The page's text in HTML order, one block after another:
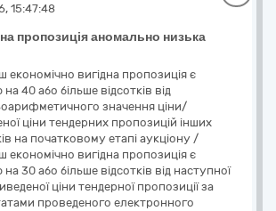
пропозиція аномально низька
15:47:48
економічно вигідна пропозиція є
40 або більше відсотків від
значення ціни/
ціни тендерних пропозицій інших
на початковому етапі аукціону /
економічно вигідна пропозиція є
30 або більше відсотків від наступної
ціни тендерної пропозиції за
проведеного електронного